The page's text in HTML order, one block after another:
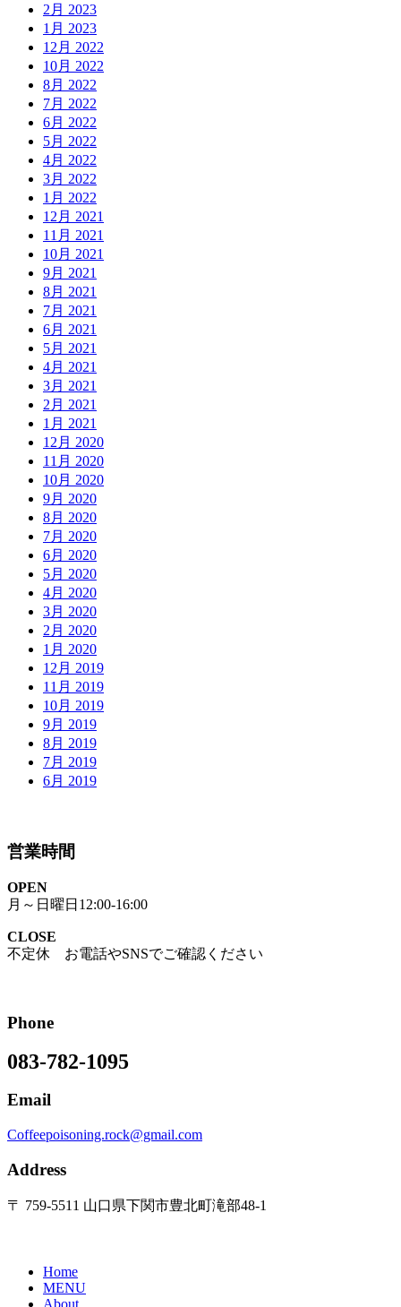
2月 2023
1月 2023
12月 2022
10月 2022
8月 2022
7月 2022
6月 2022
5月 2022
4月 2022
3月 2022
1月 2022
12月 2021
11月 2021
10月 2021
9月 2021
8月 2021
7月 2021
6月 2021
5月 2021
4月 2021
3月 2021
2月 2021
1月 2021
12月 2020
11月 2020
10月 2020
9月 2020
8月 2020
7月 2020
6月 2020
5月 2020
4月 2020
3月 2020
2月 2020
1月 2020
12月 2019
11月 2019
10月 2019
9月 2019
8月 2019
7月 2019
6月 2019
営業時間
OPEN
月～日曜日12:00-16:00
CLOSE
不定休 お電話やSNSでご確認ください
Phone
083-782-1095
Email
Coffeepoisoning.rock@gmail.com
Address
〒 759-5511 山口県下関市豊北町滝部48-1
Home
MENU